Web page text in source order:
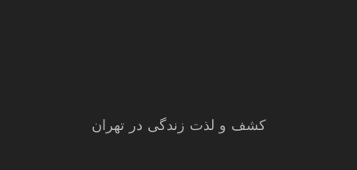
کشف و لذت زندگی در تهران